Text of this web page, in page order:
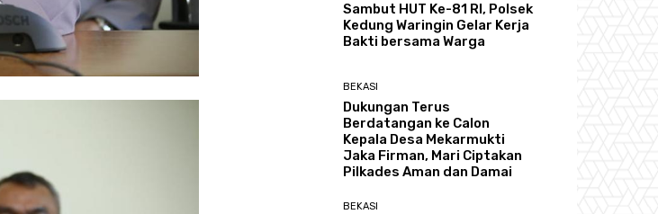
Sambut HUT Ke-81 RI, Polsek
Kedung Waringin Gelar Kerja
Bakti bersama Warga
BEKASI
Dukungan Terus
Berdatangan ke Calon
Kepala Desa Mekarmukti
Jaka Firman, Mari Ciptakan
Pilkades Aman dan Damai
BEKASI